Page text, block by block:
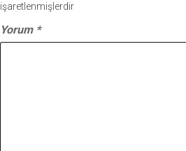
işaretlenmişlerdir
Yorum *